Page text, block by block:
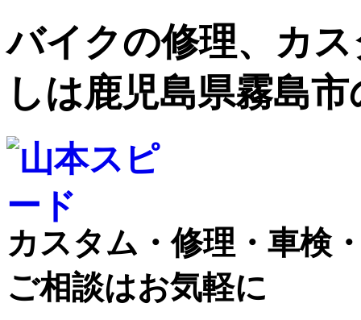
バイクの修理、カ
しは鹿児島県霧島
カスタム・修理・車検
ご相談はお気軽に